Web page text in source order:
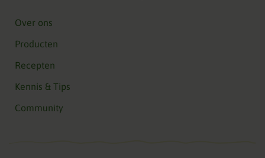
Over ons
Producten
Recepten
Kennis & Tips
Community